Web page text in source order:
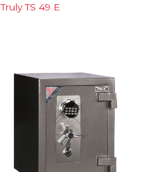
Truly TS 49 E